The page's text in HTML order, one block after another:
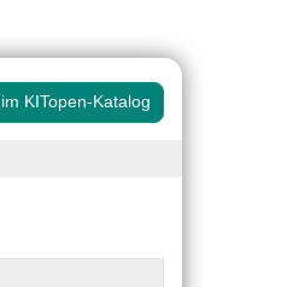
KITopen-Katalog